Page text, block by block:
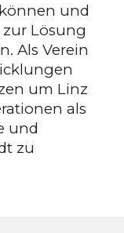
und
Lösung
Als Verein
um Linz
als
und
zu